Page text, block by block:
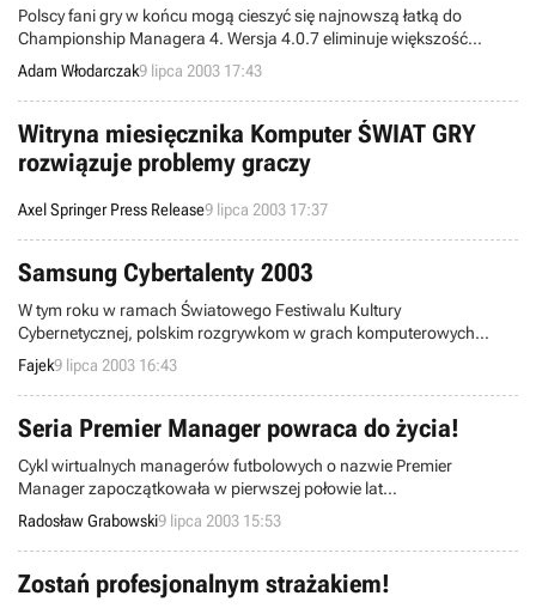
Polscy fani gry w końcu mogą cieszyć się najnowszą łatką do
Championship Managera 4. Wersja 4.0.7 eliminuje większość
„najcięższych” bugów w kodzie gry i znacznie poprawia stabilność
„czwórki”. Wyeliminowana lista błędów, a także bezpośrednie linki
do nowego patcha w dalszej części wiadomości.
Adam Włodarczak9 lipca 2003 17:43
Witryna miesięcznika Komputer ŚWIAT GRY
rozwiązuje problemy graczy
Axel Springer Press Release9 lipca 2003 17:37
Samsung Cybertalenty 2003
W tym roku w ramach Światowego Festiwalu Kultury
Cybernetycznej, polskim rozgrywkom w grach komputerowych
World Cyber Games 2003 towarzyszy konkurs kreatywny SAMSUNG
CYBERTALENTY 2003.
Fajek9 lipca 2003 16:43
Seria Premier Manager powraca do życia!
Cykl wirtualnych managerów futbolowych o nazwie Premier
Manager zapoczątkowała w pierwszej połowie lat
dziewięćdziesiątych XX wieku firma Gremlin Graphics. Część byłych
pracowników rzeczonej instytucji zatrudnia obecnie korporacja Zoo
Digital Publishing, która uzyskała prawa do wspomnianej serii od
koncernu Atari i zamierza teraz wskrzesić legendę.
Radosław Grabowski9 lipca 2003 15:53
Zostań profesjonalnym strażakiem!